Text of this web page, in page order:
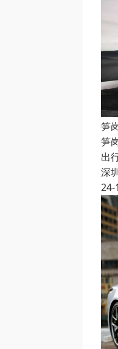
笋
笋
出
深
24-